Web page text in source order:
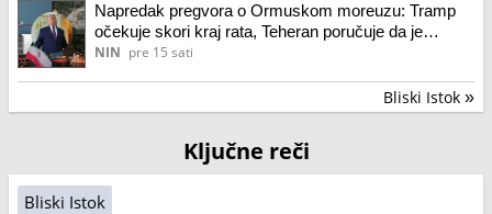
Napredak pregvora o Ormuskom moreuzu: Tramp
očekuje skori kraj rata, Teheran poručuje da je
američka diplomatija propala
NIN pre 15 sati
Bliski Istok »
Ključne reči
Bliski Istok